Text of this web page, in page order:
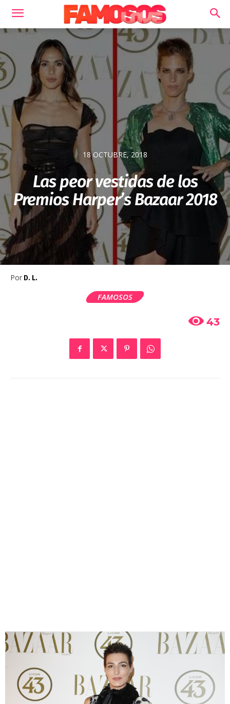
18 OCTUBRE, 2018
Las peor vestidas de los
Premios Harper’s Bazaar 2018
Por D. L.
FAMOSOS
43